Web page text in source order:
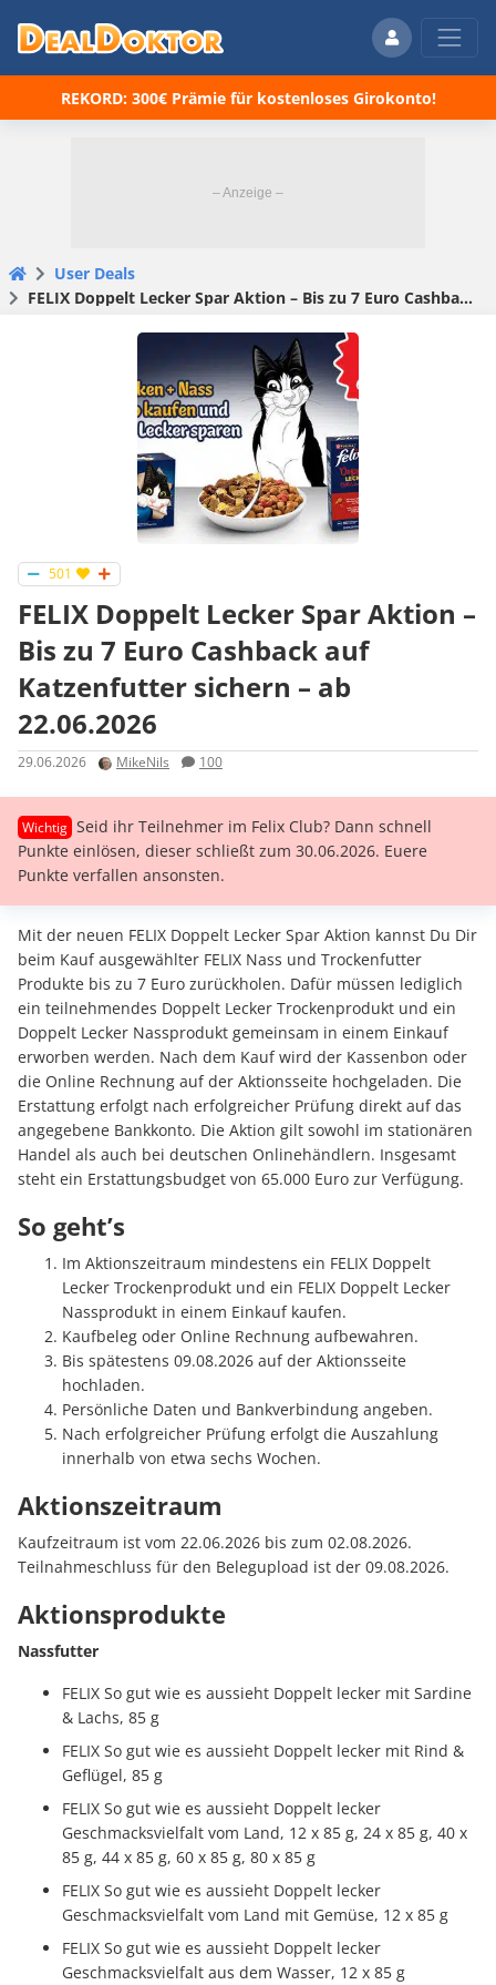
REKORD: 300€ Prämie für kostenloses Girokonto!
User Deals
FELIX Doppelt Lecker Spar Aktion – Bis zu 7 Euro Cashback auf Katzenfutter sichern – ab 22.06.2026
501
FELIX Doppelt Lecker Spar Aktion –
Bis zu 7 Euro Cashback auf
Katzenfutter sichern – ab
22.06.2026
29.06.2026 MikeNils 100
Seid ihr Teilnehmer im Felix Club? Dann schnell
Punkte einlösen, dieser schließt zum 30.06.2026. Euere
Punkte verfallen ansonsten.
Mit der neuen FELIX Doppelt Lecker Spar Aktion kannst Du Dir
beim Kauf ausgewählter FELIX Nass und Trockenfutter
Produkte bis zu 7 Euro zurückholen. Dafür müssen lediglich
ein teilnehmendes Doppelt Lecker Trockenprodukt und ein
Doppelt Lecker Nassprodukt gemeinsam in einem Einkauf
erworben werden. Nach dem Kauf wird der Kassenbon oder
die Online Rechnung auf der Aktionsseite hochgeladen. Die
Erstattung erfolgt nach erfolgreicher Prüfung direkt auf das
angegebene Bankkonto. Die Aktion gilt sowohl im stationären
Handel als auch bei deutschen Onlinehändlern. Insgesamt
steht ein Erstattungsbudget von 65.000 Euro zur Verfügung.
So geht’s
Im Aktionszeitraum mindestens ein FELIX Doppelt
Lecker Trockenprodukt und ein FELIX Doppelt Lecker
Nassprodukt in einem Einkauf kaufen.
Kaufbeleg oder Online Rechnung aufbewahren.
Bis spätestens 09.08.2026 auf der Aktionsseite
hochladen.
Persönliche Daten und Bankverbindung angeben.
Nach erfolgreicher Prüfung erfolgt die Auszahlung
innerhalb von etwa sechs Wochen.
Aktionszeitraum
Kaufzeitraum ist vom 22.06.2026 bis zum 02.08.2026.
Teilnahmeschluss für den Belegupload ist der 09.08.2026.
Aktionsprodukte
Nassfutter
FELIX So gut wie es aussieht Doppelt lecker mit Sardine
& Lachs, 85 g
FELIX So gut wie es aussieht Doppelt lecker mit Rind &
Geflügel, 85 g
FELIX So gut wie es aussieht Doppelt lecker
Geschmacksvielfalt vom Land, 12 x 85 g, 24 x 85 g, 40 x
85 g, 44 x 85 g, 60 x 85 g, 80 x 85 g
FELIX So gut wie es aussieht Doppelt lecker
Geschmacksvielfalt vom Land mit Gemüse, 12 x 85 g
FELIX So gut wie es aussieht Doppelt lecker
Geschmacksvielfalt aus dem Wasser, 12 x 85 g